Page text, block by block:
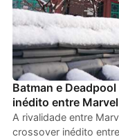
Batman e
inédito entre Marvel
A rivalidade entre
crossover inédito